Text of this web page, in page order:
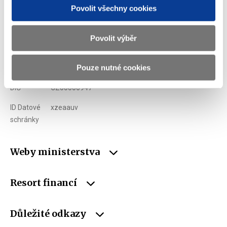
Povolit všechny cookies
Povolit výběr
Pouze nutné cookies
Letenská 15, 118 10 Praha
Telefon
E-mail
00006947
DIČ CZ00006947
ID Datové
schránky
xzeaauv
Weby ministerstva
Resort financí
Důležité odkazy